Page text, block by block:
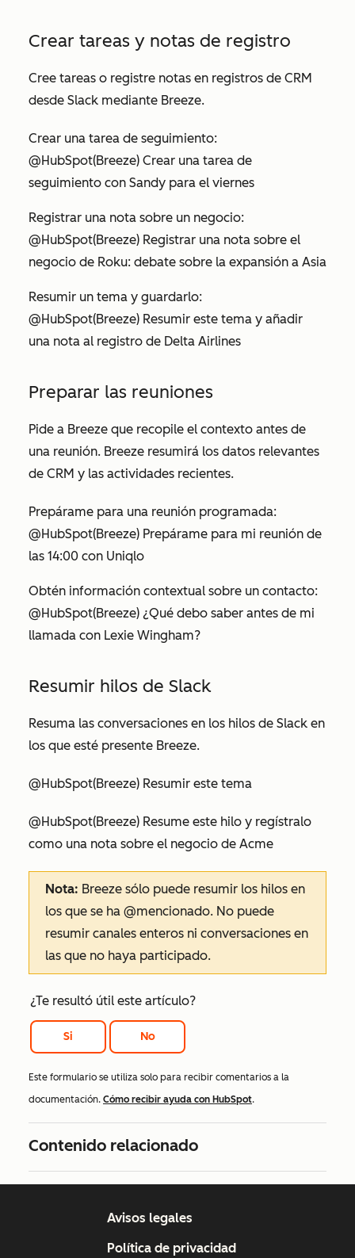
Crear tareas y notas de registro
Cree tareas o registre notas en registros de CRM
desde Slack mediante Breeze.
Crear una tarea de seguimiento:
@HubSpot(Breeze) Crear una tarea de
seguimiento con Sandy para el viernes
Registrar una nota sobre un negocio:
@HubSpot(Breeze) Registrar una nota sobre el
negocio de Roku: debate sobre la expansión a Asia
Resumir un tema y guardarlo:
@HubSpot(Breeze) Resumir este tema y añadir
una nota al registro de Delta Airlines
Preparar las reuniones
Pide a Breeze que recopile el contexto antes de
una reunión. Breeze resumirá los datos relevantes
de CRM y las actividades recientes.
Prepárame para una reunión programada:
@HubSpot(Breeze) Prepárame para mi reunión de
las 14:00 con Uniqlo
Obtén información contextual sobre un contacto:
@HubSpot(Breeze) ¿Qué debo saber antes de mi
llamada con Lexie Wingham?
Resumir hilos de Slack
Resuma las conversaciones en los hilos de Slack en
los que esté presente Breeze.
@HubSpot(Breeze) Resumir este tema
@HubSpot(Breeze) Resume este hilo y regístralo
como una nota sobre el negocio de Acme
Nota: Breeze sólo puede resumir los hilos en
los que se ha @mencionado. No puede
resumir canales enteros ni conversaciones en
las que no haya participado.
¿Te resultó útil este artículo?
Si No
Este formulario se utiliza solo para recibir comentarios a la
documentación. Cómo recibir ayuda con HubSpot.
Contenido relacionado
Avisos legales
Política de privacidad